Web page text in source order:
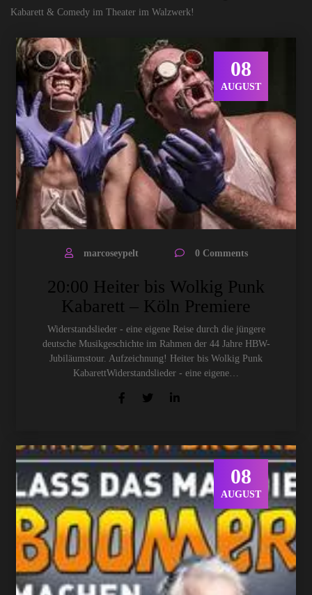
Kabarett & Comedy im Theater im Walzwerk!
08
AUGUST
marcoseypelt 0 Comments
20:00 Heiter bis Wolkig Punk
Kabarett – Köln Premiere
Widerstandslieder - eine eigene Reise durch die jüngere
deutsche Musikgeschichte im Rahmen der 44 Jahre HBW-
Jubiläumstour. Aufzeichnung! Heiter bis Wolkig Punk
KabarettWiderstandslieder - eine eigene…
08
AUGUST